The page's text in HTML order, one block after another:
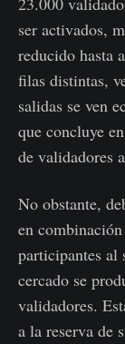
ser activados,
reducido hasta
filas distintas,
salidas se ven
que concluye
de validadores
No obstante,
en
participantes al
cercado se
validadores.
a la reserva de